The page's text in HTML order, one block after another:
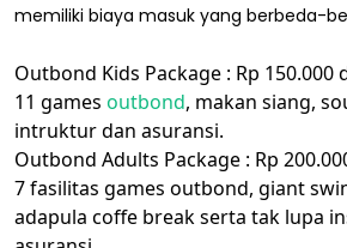
memiliki biaya masuk yang berbeda-
Outbond Kids Package : Rp 150.000
11 games outbond, makan siang,
intruktur dan asuransi.
Outbond Adults Package : Rp
7 fasilitas games outbond, giant
adapula coffe break serta tak lupa